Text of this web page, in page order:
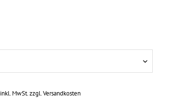
inkl. MwSt.zzgl. Versandkosten